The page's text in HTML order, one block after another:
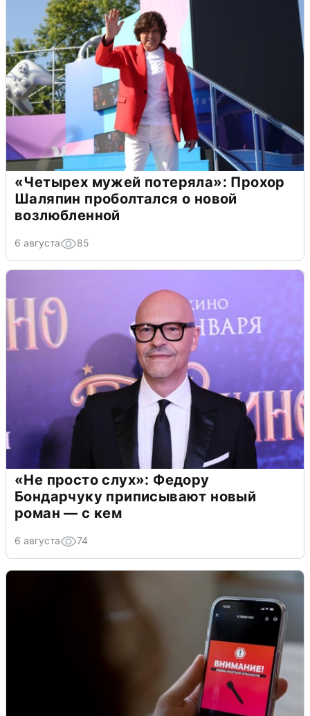
«Четырех мужей потеряла»: Прохор
Шаляпин проболтался о новой
возлюбленной
6 августа 85
«Не просто слух»: Федору
Бондарчуку приписывают новый
роман — с кем
6 августа 74